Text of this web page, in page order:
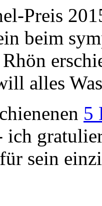
Preis
beim
alles
5
ich
sein